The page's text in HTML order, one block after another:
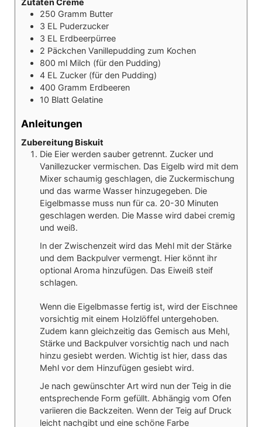
250 Gramm Butter
3 EL Puderzucker
3 EL Erdbeerpürree
2 Päckchen Vanillepudding zum Kochen
800 ml Milch (für den Pudding)
4 EL Zucker (für den Pudding)
400 Gramm Erdbeeren
10 Blatt Gelatine
Anleitungen
Zubereitung Biskuit
Die Eier werden sauber getrennt. Zucker und
Vanillezucker vermischen. Das Eigelb wird mit dem
Mixer schaumig geschlagen, die Zuckermischung
und das warme Wasser hinzugegeben. Die
Eigelbmasse muss nun für ca. 20-30 Minuten
geschlagen werden. Die Masse wird dabei cremig
und weiß.
In der Zwischenzeit wird das Mehl mit der Stärke
und dem Backpulver vermengt. Hier könnt ihr
optional Aroma hinzufügen. Das Eiweiß steif
schlagen.
Wenn die Eigelbmasse fertig ist, wird der Eischnee
vorsichtig mit einem Holzlöffel untergehoben.
Zudem kann gleichzeitig das Gemisch aus Mehl,
Stärke und Backpulver vorsichtig nach und nach
hinzu gesiebt werden. Wichtig ist hier, dass das
Mehl vor dem Hinzufügen gesiebt wird.
Je nach gewünschter Art wird nun der Teig in die
entsprechende Form gefüllt. Abhängig vom Ofen
variieren die Backzeiten. Wenn der Teig auf Druck
leicht nachgibt und eine schöne Farbe